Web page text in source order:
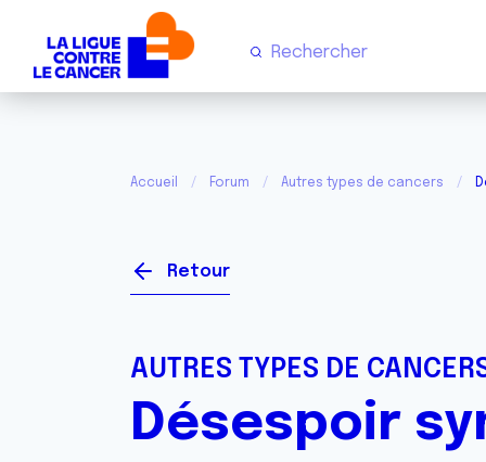
Accueil Forum Autres types de cancers
Retour
AUTRES TYPES DE
Désespoir